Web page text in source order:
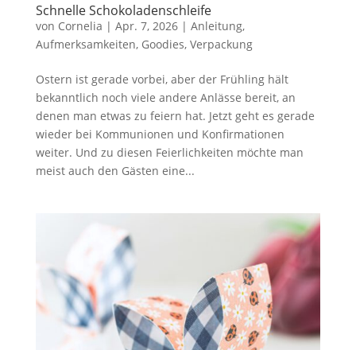
Schnelle Schokoladenschleife
von Cornelia | Apr. 7, 2026| Anleitung,
Aufmerksamkeiten, Goodies, Verpackung
Ostern ist gerade vorbei, aber der Frühling hält
bekanntlich noch viele andere Anlässe bereit, an
denen man etwas zu feiern hat. Jetzt geht es gerade
wieder bei Kommunionen und Konfirmationen
weiter. Und zu diesen Feierlichkeiten möchte man
meist auch den Gästen eine...